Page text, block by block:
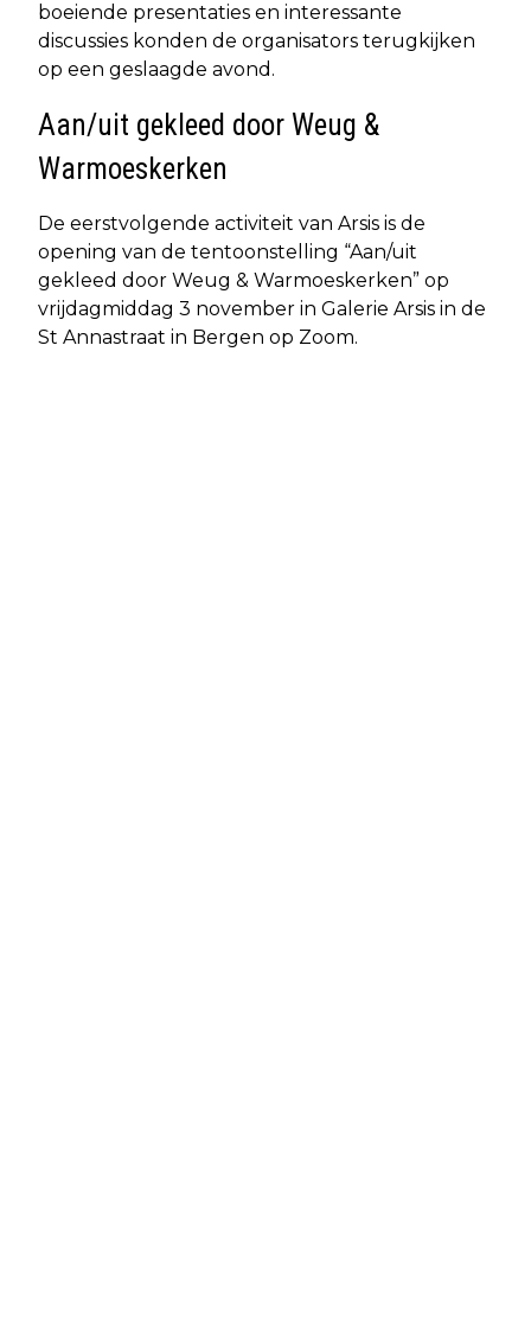
boeiende presentaties en interessante
discussies konden de organisators terugkijken
op een geslaagde avond.
Aan/uit gekleed door Weug &
Warmoeskerken
De eerstvolgende activiteit van Arsis is de
opening van de tentoonstelling “Aan/uit
gekleed door Weug & Warmoeskerken” op
vrijdagmiddag 3 november in Galerie Arsis in de
St Annastraat in Bergen op Zoom.